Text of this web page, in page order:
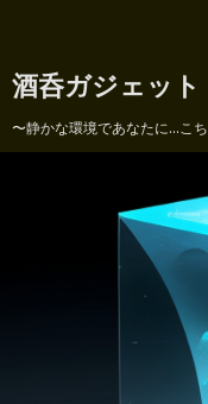
酒呑ガジェット
〜静かな環境であなたに...こ